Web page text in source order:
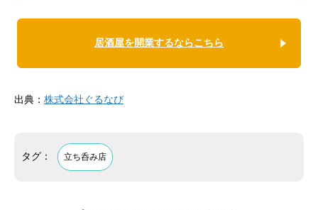
居酒屋を開業するならこちら
出典： 株式会社ぐるなび
タグ： 立ち呑み店